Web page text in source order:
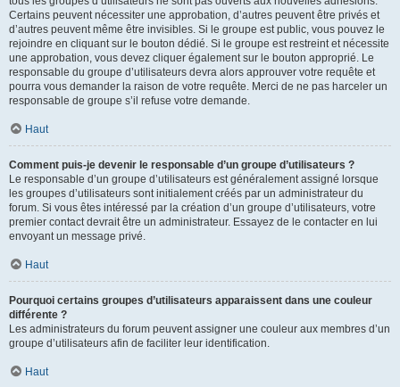
Certains peuvent nécessiter une approbation, d’autres peuvent être privés et
d’autres peuvent même être invisibles. Si le groupe est public, vous pouvez le
rejoindre en cliquant sur le bouton dédié. Si le groupe est restreint et nécessite
une approbation, vous devez cliquer également sur le bouton approprié. Le
responsable du groupe d’utilisateurs devra alors approuver votre requête et
pourra vous demander la raison de votre requête. Merci de ne pas harceler un
responsable de groupe s’il refuse votre demande.
Haut
Comment puis-je devenir le responsable d’un groupe d’utilisateurs ?
Le responsable d’un groupe d’utilisateurs est généralement assigné lorsque
les groupes d’utilisateurs sont initialement créés par un administrateur du
forum. Si vous êtes intéressé par la création d’un groupe d’utilisateurs, votre
premier contact devrait être un administrateur. Essayez de le contacter en lui
envoyant un message privé.
Haut
Pourquoi certains groupes d’utilisateurs apparaissent dans une couleur
différente ?
Les administrateurs du forum peuvent assigner une couleur aux membres d’un
groupe d’utilisateurs afin de faciliter leur identification.
Haut